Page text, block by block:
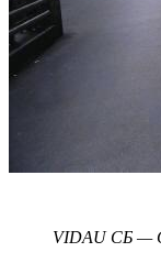
VIDAU СБ —